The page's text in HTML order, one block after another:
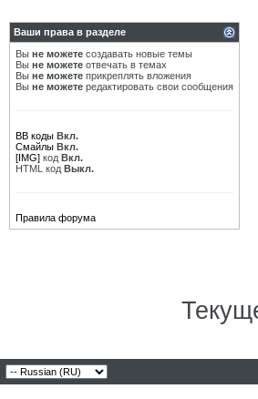
Ваши права в разделе
Вы не можете создавать новые темы
Вы не можете отвечать в темах
Вы не можете прикреплять вложения
Вы не можете редактировать свои сообщения
BB коды Вкл.
Смайлы Вкл.
[IMG] код Вкл.
HTML код Выкл.
Правила форума